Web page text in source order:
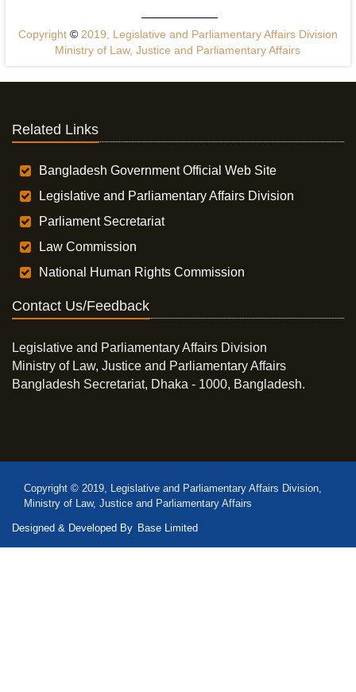
Copyright ©2019, Legislative and Parliamentary Affairs Division
Ministry of Law, Justice and Parliamentary Affairs
Related Links
Bangladesh Government Official Web Site
Legislative and Parliamentary Affairs Division
Parliament Secretariat
Law Commission
National Human Rights Commission
Contact Us/Feedback
Legislative and Parliamentary Affairs Division
Ministry of Law, Justice and Parliamentary Affairs
Bangladesh Secretariat, Dhaka - 1000, Bangladesh.
Copyright © 2019, Legislative and Parliamentary Affairs Division,
Ministry of Law, Justice and Parliamentary Affairs
Designed & Developed By Base Limited